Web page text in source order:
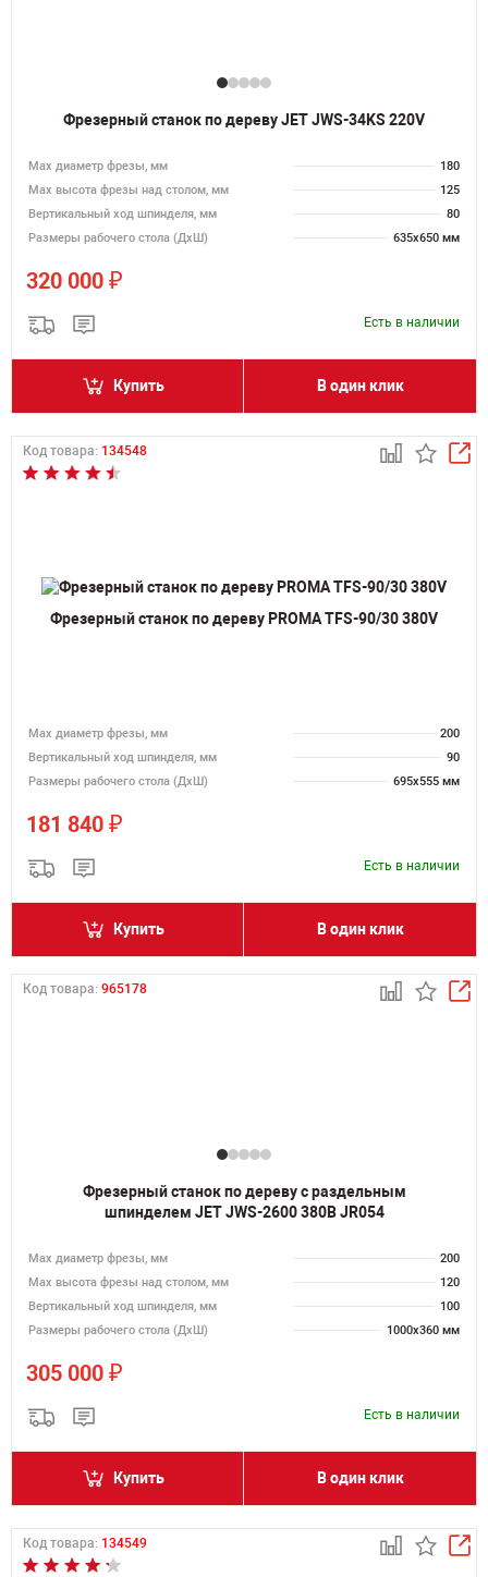
Фрезерный станок по дереву JET JWS-34KS 220V
Max диаметр фрезы, мм
180
Мах высота фрезы над столом, мм
125
Вертикальный ход шпинделя, мм
80
Размеры рабочего стола (ДхШ)
635х650 мм
320 000 ₽
Есть в наличии
Купить В один клик
Код товара: 134548
Фрезерный станок по дереву PROMA TFS-90/30 380V
Max диаметр фрезы, мм
200
Вертикальный ход шпинделя, мм
90
Размеры рабочего стола (ДхШ)
695х555 мм
181 840 ₽
Есть в наличии
Купить В один клик
Код товара: 965178
Фрезерный станок по дереву с раздельным
шпинделем JET JWS-2600 380В JR054
Max диаметр фрезы, мм
200
Мах высота фрезы над столом, мм
120
Вертикальный ход шпинделя, мм
100
Размеры рабочего стола (ДхШ)
1000х360 мм
305 000 ₽
Есть в наличии
Купить В один клик
Код товара: 134549